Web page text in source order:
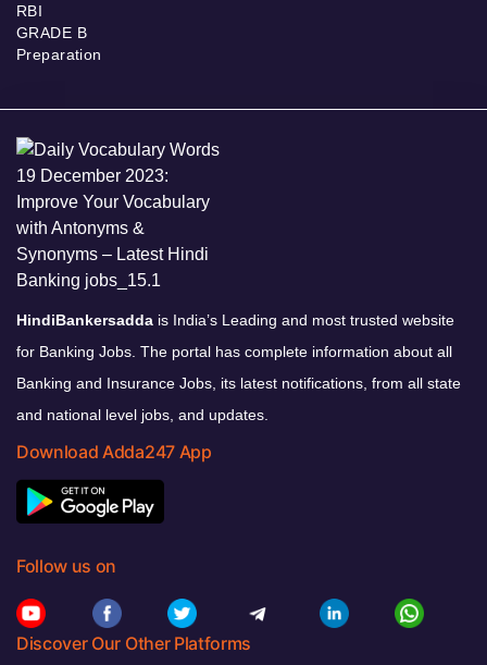
RBI
GRADE B
Preparation
HindiBankersadda is India’s Leading and most trusted website
for Banking Jobs. The portal has complete information about all
Banking and Insurance Jobs, its latest notifications, from all state
and national level jobs, and updates.
Download Adda247 App
Follow us on
Discover Our Other Platforms